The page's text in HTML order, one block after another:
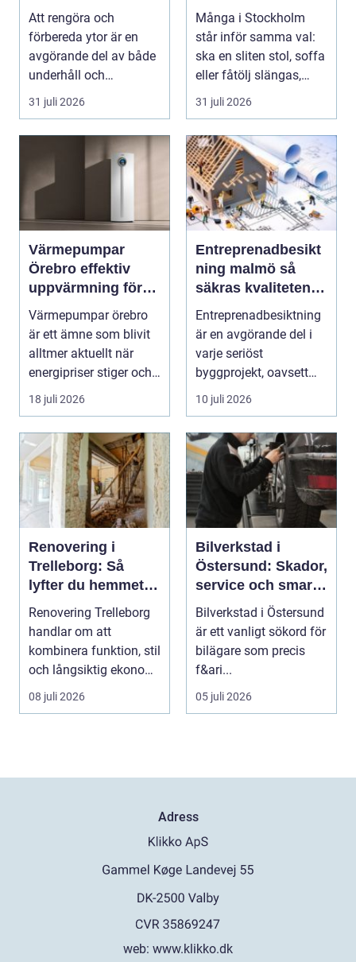
proffs och
hantverkare
Att rengöra och
förbereda ytor är en
avgörande del av både
underhåll och
renovering. Färg, rost,
smu...
31 juli 2026
vackra möbler
Många i Stockholm
står inför samma val:
ska en sliten stol, soffa
eller fåtölj slängas,
säljas billi...
31 juli 2026
Värmepumpar
Örebro effektiv
uppvärmning för
hus och fastigheter
Värmepumpar örebro
är ett ämne som blivit
alltmer aktuellt när
energipriser stiger och
fler vill sän...
18 juli 2026
Entreprenadbesikt
ning malmö så
säkras kvaliteten i
byggprojekt
Entreprenadbesiktning
är en avgörande del i
varje seriöst
byggprojekt, oavsett
om det handlar om en
10 juli 2026
Renovering i
Trelleborg: Så
lyfter du hemmet
på ett smart sätt
Renovering Trelleborg
handlar om att
kombinera funktion, stil
och långsiktig ekonomi
i samma p...
08 juli 2026
Bilverkstad i
Östersund: Skador,
service och smarta
val för din bil
Bilverkstad i Östersund
är ett vanligt sökord för
bilägare som precis
f&ari...
05 juli 2026
Adress
web: www.klikko.dk